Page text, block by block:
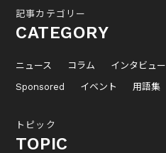
記事カテゴリー
CATEGORY
ニュース コラム インタビュー
Sponsored
イベント 用語集
トピック
TOPIC